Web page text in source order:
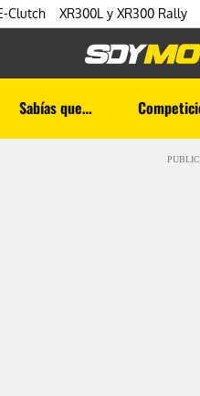
Clutch XR300L y XR300 Rally
Sabías que…